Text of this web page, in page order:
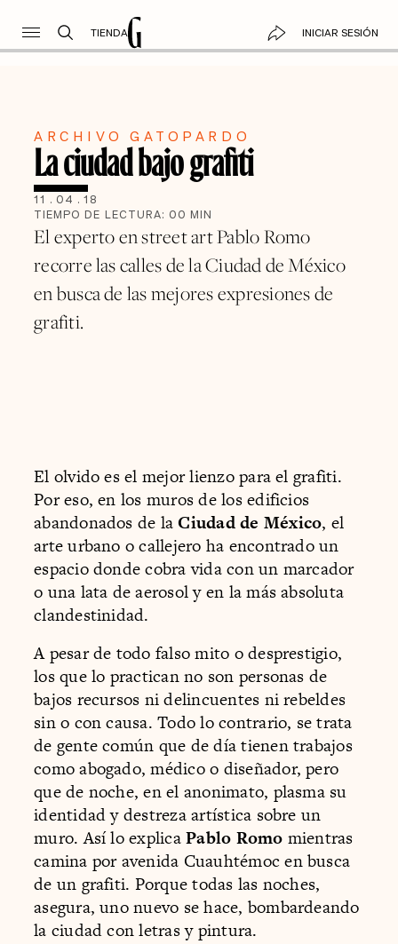
TIENDA INICIAR SESIÓN
ARCHIVO GATOPARDO
La ciudad bajo grafiti
11 . 04 . 18
TIEMPO DE LECTURA: 00 MIN
El experto en street art Pablo Romo
recorre las calles de la Ciudad de México
en busca de las mejores expresiones de
grafiti.
El olvido es el mejor lienzo para el grafiti.
Por eso, en los muros de los edificios
abandonados de laCiudad de México, el
arte urbano o callejero ha encontrado un
espacio donde cobra vida con un marcador
o una lata de aerosol y en la más absoluta
clandestinidad.
A pesar de todo falso mito o desprestigio,
los que lo practican no son personas de
bajos recursos ni delincuentes ni rebeldes
sin o con causa. Todo lo contrario, se trata
de gente común que de día tienen trabajos
como abogado, médico o diseñador, pero
que de noche, en el anonimato, plasma su
identidad y destreza artística sobre un
muro. Así lo explicaPablo Romo mientras
camina por avenida Cuauhtémoc en busca
de un grafiti. Porque todas las noches,
asegura, uno nuevo se hace, bombardeando
la ciudad con letras y pintura.